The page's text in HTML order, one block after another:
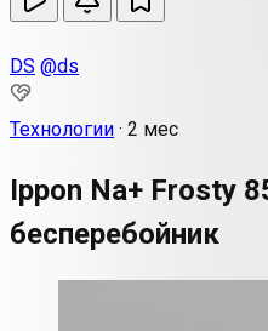
DS @ds
Технологии · 2 мес
Ippon Na+ Frosty
бесперебойник